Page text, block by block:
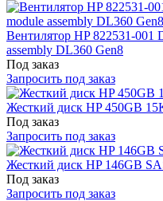
Вентилятор HP 822531-001
assembly DL360 Gen8
Под заказ
Запросить под заказ
Жесткий диск HP 450GB
Под заказ
Запросить под заказ
Жесткий диск HP 146GB
Под заказ
Запросить под заказ